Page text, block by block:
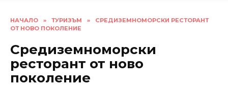
НАЧАЛО » ТУРИЗЪМ »
СРЕДИЗЕМНОМОРСКИ РЕСТОРАНТ
ОТ НОВО ПОКОЛЕНИЕ
Средиземноморски
ресторант от ново
поколение